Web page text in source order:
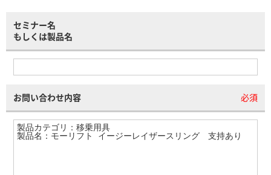
セミナー名
もしくは製品名
お問い合わせ内容 必須